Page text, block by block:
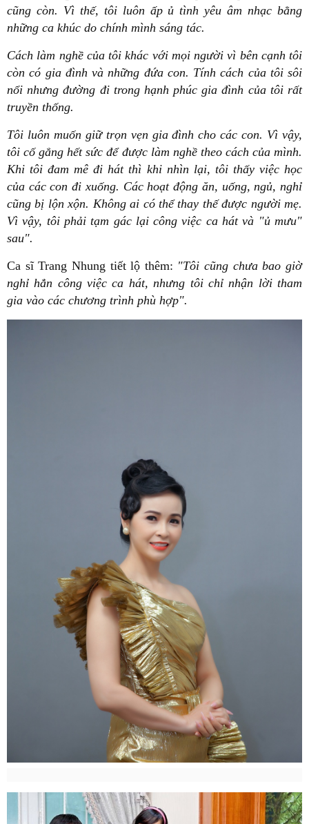
cũng còn. Vì thế, tôi luôn ấp ủ tình yêu âm nhạc bằng
những ca khúc do chính mình sáng tác.
Cách làm nghề của tôi khác với mọi người vì bên cạnh tôi
còn có gia đình và những đứa con. Tính cách của tôi sôi
nổi nhưng đường đi trong hạnh phúc gia đình của tôi rất
truyền thống.
Tôi luôn muốn giữ trọn vẹn gia đình cho các con. Vì vậy,
tôi cố gắng hết sức để được làm nghề theo cách của mình.
Khi tôi đam mê đi hát thì khi nhìn lại, tôi thấy việc học
của các con đi xuống. Các hoạt động ăn, uống, ngủ, nghỉ
cũng bị lộn xộn. Không ai có thể thay thế được người mẹ.
Vì vậy, tôi phải tạm gác lại công việc ca hát và "ủ mưu"
sau".
Ca sĩ Trang Nhung tiết lộ thêm: "Tôi cũng chưa bao giờ
nghỉ hẳn công việc ca hát, nhưng tôi chỉ nhận lời tham
gia vào các chương trình phù hợp".